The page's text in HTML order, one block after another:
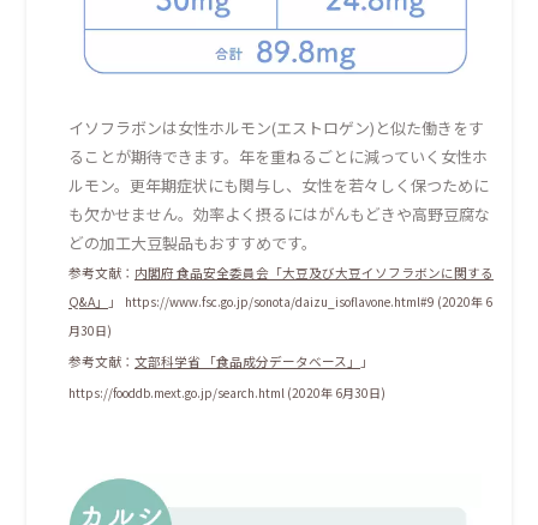
イソフラボンは女性ホルモン(エストロゲン)と似た働きをす
ることが期待できます。年を重ねるごとに減っていく女性ホ
ルモン。更年期症状にも関与し、女性を若々しく保つために
も欠かせません。効率よく摂るにはがんもどきや高野豆腐な
どの加工大豆製品もおすすめです。
参考文献： 内閣府 食品安全委員会「大豆及び大豆イソフラボンに関する
Q&A」
」
https://www.fsc.go.jp/sonota/daizu_isoflavone.html#9 (2020年 6
月30日)
参考文献： 文部科学省 「食品成分データベース」
」
https://fooddb.mext.go.jp/search.html (2020年 6月30日)